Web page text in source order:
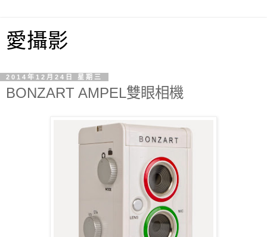
愛攝影
2014年12月24日 星期三
BONZART AMPEL雙眼相機